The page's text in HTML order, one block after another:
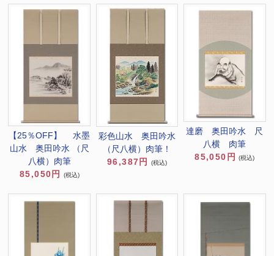
【25％OFF】 水墨
山水 奥田吟水 （尺
八横）肉筆
85,050円
(税込)
彩色山水 奥田吟水
（尺八横）肉筆！
96,387円
(税込)
達磨 奥田吟水 尺
八横 肉筆
85,050円 (税込)